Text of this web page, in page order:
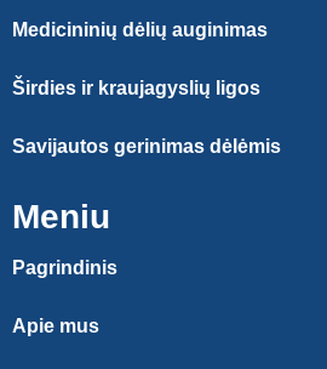
Medicininių dėlių auginimas
Širdies ir kraujagyslių ligos
Savijautos gerinimas dėlėmis
Meniu
Pagrindinis
Apie mus